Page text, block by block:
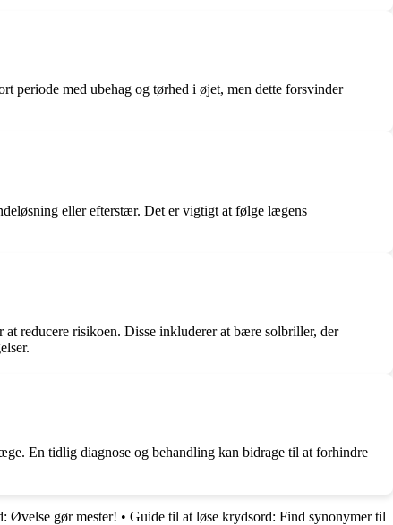
periode med ubehag og tørhed i øjet, men dette forsvinder
eller efterstær. Det er vigtigt at følge lægens
reducere risikoen. Disse inkluderer at bære solbriller, der
En tidlig diagnose og behandling kan bidrage til at forhindre
Øvelse gør mester! • Guide til at løse krydsord: Find synonymer til